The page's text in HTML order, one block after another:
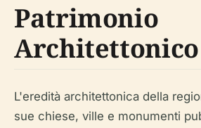
Patrimonio
Architettonico
L'eredità architettonica della
sue chiese, ville e monumenti